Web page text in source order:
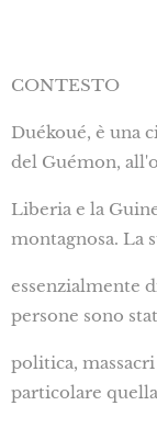
CONTESTO
Duékoué, è una
del Guémon,
Liberia e la
montagnosa. La
essenzialmente
persone sono
politica,
particolare